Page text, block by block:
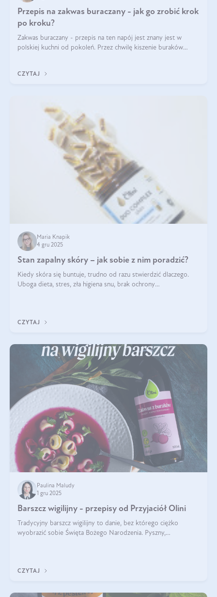
Przepis na zakwas buraczany - jak go zrobić krok
po kroku?
Zakwas buraczany - przepis na ten napój jest znany jest w
polskiej kuchni od pokoleń. Przez chwilę kiszenie buraków
CZYTAJ
Maria Knapik
4 gru 2025
Stan zapalny skóry – jak sobie z nim poradzić?
Kiedy skóra się buntuje, trudno od razu stwierdzić dlaczego.
Uboga dieta, stres, zła higiena snu, brak ochrony
CZYTAJ
Paulina Maludy
1 gru 2025
Barszcz wigilijny - przepisy od Przyjaciół Olini
Tradycyjny barszcz wigilijny to danie, bez którego ciężko
wyobrazić sobie Święta Bożego Narodzenia. Pyszny,
CZYTAJ